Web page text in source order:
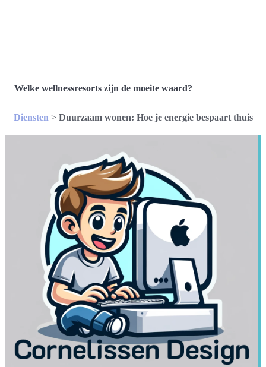
Welke wellnessresorts zijn de moeite waard?
Diensten > Duurzaam wonen: Hoe je energie bespaart thuis